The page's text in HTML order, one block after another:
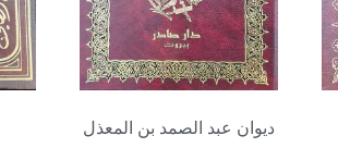
دیوان عبد الصمد بن المعذل